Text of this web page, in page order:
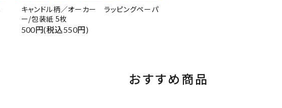
キャンドル柄／オーカー ラッピングペーパ
ー/包装紙 5枚
500円(税込550円)
おすすめ商品